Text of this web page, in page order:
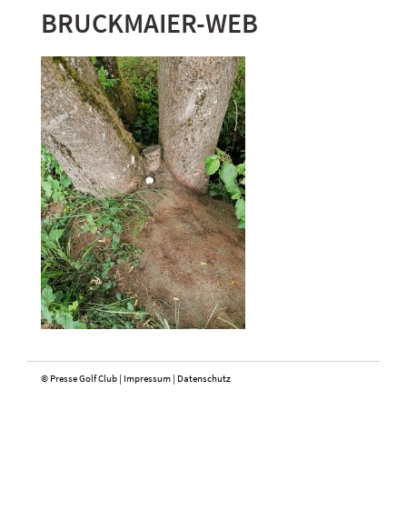
BRUCKMAIER-WEB
© Presse Golf Club | Impressum | Datenschutz